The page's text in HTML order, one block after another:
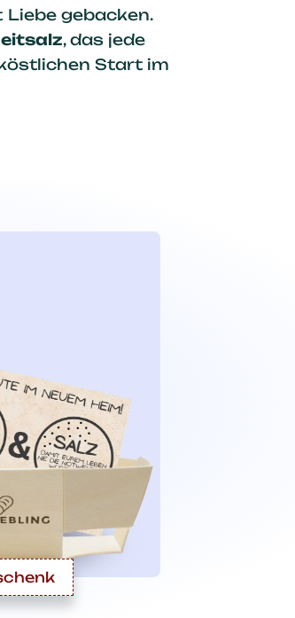
Liebe gebacken.
, das jede
Start im